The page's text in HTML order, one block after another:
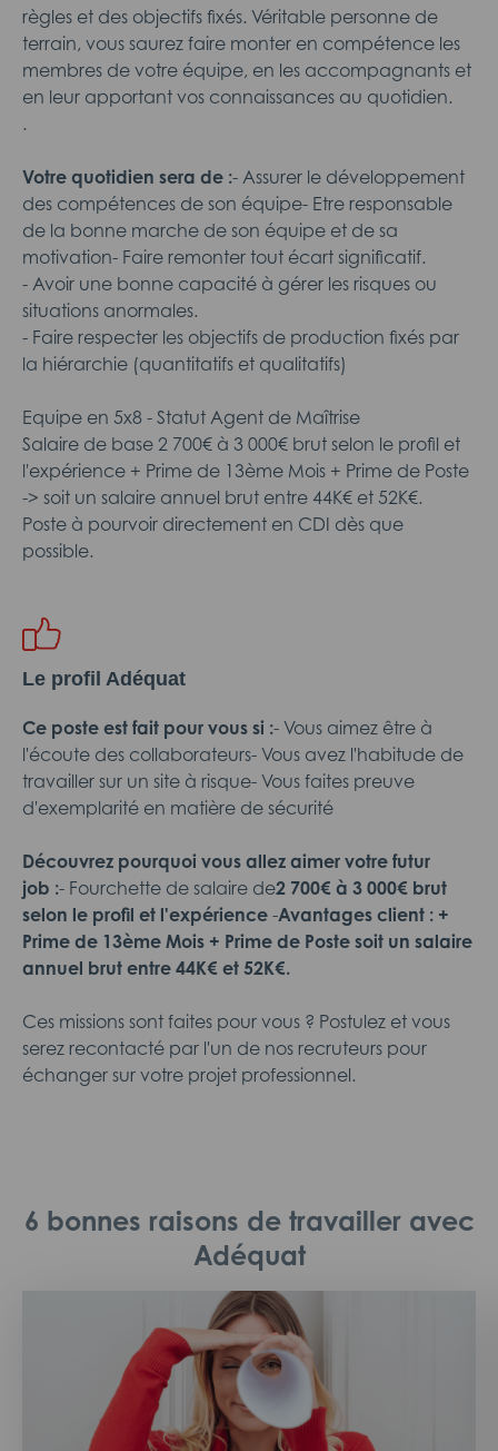
règles et des objectifs fixés. Véritable personne de
terrain, vous saurez faire monter en compétence les
membres de votre équipe, en les accompagnants et
en leur apportant vos connaissances au quotidien.
.
Votre quotidien sera de :- Assurer le développement
des compétences de son équipe- Etre responsable
de la bonne marche de son équipe et de sa
motivation- Faire remonter tout écart significatif.
- Avoir une bonne capacité à gérer les risques ou
situations anormales.
- Faire respecter les objectifs de production fixés par
la hiérarchie (quantitatifs et qualitatifs)
Equipe en 5x8 - Statut Agent de Maîtrise
Salaire de base 2 700€ à 3 000€ brut selon le profil et
l'expérience + Prime de 13ème Mois + Prime de Poste
-> soit un salaire annuel brut entre 44K€ et 52K€.
Poste à pourvoir directement en CDI dès que
possible.
Le profil Adéquat
Ce poste est fait pour vous si :- Vous aimez être à
l'écoute des collaborateurs- Vous avez l'habitude de
travailler sur un site à risque- Vous faites preuve
d'exemplarité en matière de sécurité
Découvrez pourquoi vous allez aimer votre futur
job :- Fourchette de salaire de2 700€ à 3 000€ brut
selon le profil et l'expérience -Avantages client : +
Prime de 13ème Mois + Prime de Poste soit un salaire
annuel brut entre 44K€ et 52K€.
Ces missions sont faites pour vous ? Postulez et vous
serez recontacté par l'un de nos recruteurs pour
échanger sur votre projet professionnel.
6 bonnes raisons de travailler avec
Adéquat